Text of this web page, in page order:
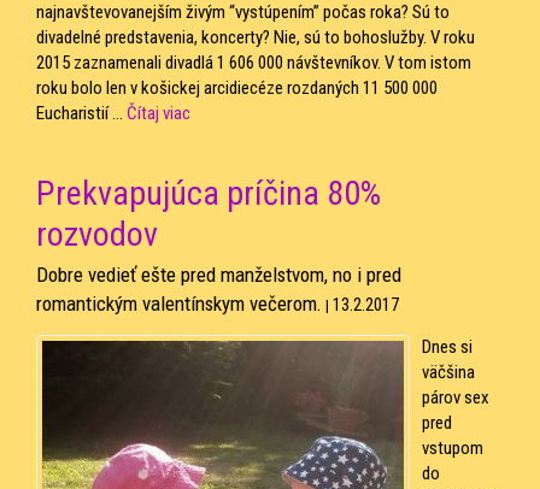
najnavštevovanejším živým “vystúpením” počas roka? Sú to
divadelné predstavenia, koncerty? Nie, sú to bohoslužby. V roku
2015 zaznamenali divadlá 1 606 000 návštevníkov. V tom istom
roku bolo len v košickej arcidiecéze rozdaných 11 500 000
Eucharistií ... Čítaj viac
Prekvapujúca príčina 80%
rozvodov
Dobre vedieť ešte pred manželstvom, no i pred
romantickým valentínskym večerom. | 13.2.2017
Dnes si
väčšina
párov sex
pred
vstupom
do